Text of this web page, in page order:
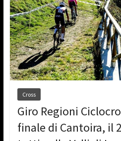
Cross
Giro Regioni
finale di Cantoira, il